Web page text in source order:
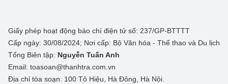
Giấy phép hoạt động báo chí điện tử số: 237/GP-BTTTT
Cấp ngày: 30/08/2024; Nơi cấp: Bộ Văn hóa - Thể thao và Du lịch
Tổng Biên tập: Nguyễn Tuấn Anh
Email: toasoan@thanhtra.com.vn
Địa chỉ tòa soạn: 100 Tô Hiệu, Hà Đông, Hà Nội.